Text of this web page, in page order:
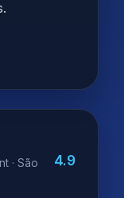
· São
4.9